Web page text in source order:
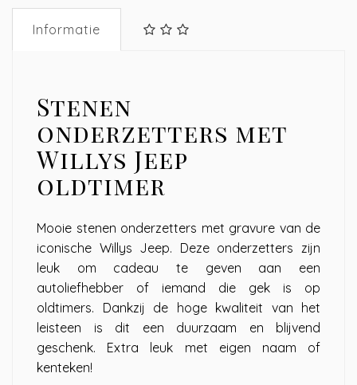
Informatie
Stenen
onderzetters met
Willys Jeep
oldtimer
Mooie stenen onderzetters met gravure van de
iconische Willys Jeep. Deze onderzetters zijn
leuk om cadeau te geven aan een
autoliefhebber of iemand die gek is op
oldtimers. Dankzij de hoge kwaliteit van het
leisteen is dit een duurzaam en blijvend
geschenk. Extra leuk met eigen naam of
kenteken!